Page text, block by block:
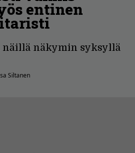
entinen
näillä näkymin syksyllä
Siltanen